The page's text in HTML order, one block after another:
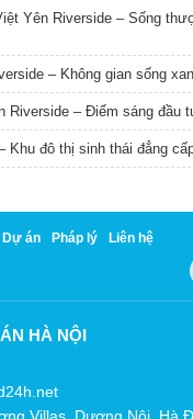
Yên Riverside – Sống
– Không gian sống
Riverside – Điểm sáng đầu
Khu đô thị sinh thái đẳng
Dự án Pháp lý Liên hệ
HÀ NỘI